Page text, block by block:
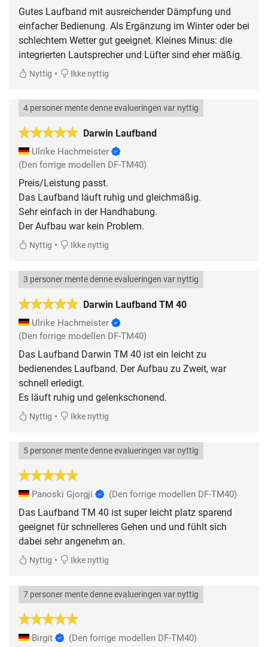
Gutes Laufband mit ausreichender Dämpfung und
einfacher Bedienung. Als Ergänzung im Winter oder bei
schlechtem Wetter gut geeignet. Kleines Minus: die
integrierten Lautsprecher und Lüfter sind eher mäßig.
Nyttig • Ikke nyttig
Darwin Laufband
4 personer mente denne evalueringen var nyttig
Ulrike Hachmeister
(Den forrige modellen DF-TM40)
Preis/Leistung passt.
Das Laufband läuft ruhig und gleichmäßig.
Sehr einfach in der Handhabung.
Der Aufbau war kein Problem.
Nyttig • Ikke nyttig
Darwin Laufband TM 40
3 personer mente denne evalueringen var nyttig
Ulrike Hachmeister
(Den forrige modellen DF-TM40)
Das Laufband Darwin TM 40 ist ein leicht zu
bedienendes Laufband. Der Aufbau zu Zweit, war
schnell erledigt.
Es läuft ruhig und gelenkschonend.
Nyttig • Ikke nyttig
5 personer mente denne evalueringen var nyttig
Panoski Gjorgji (Den forrige modellen DF-TM40)
Das Laufband TM 40 ist super leicht platz sparend
geeignet für schnelleres Gehen und und fühlt sich
dabei sehr angenehm an.
Nyttig • Ikke nyttig
7 personer mente denne evalueringen var nyttig
Birgit (Den forrige modellen DF-TM40)